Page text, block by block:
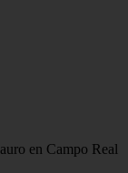
en Campo Real